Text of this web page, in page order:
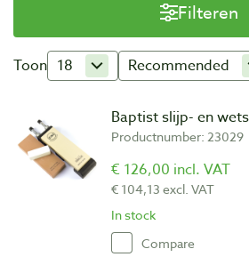
Filteren
Toon 18 Recommended
Baptist slijp- en
Productnumber: 23029
€ 126,00 incl. VAT
€ 104,13 excl. VAT
In stock
Compare